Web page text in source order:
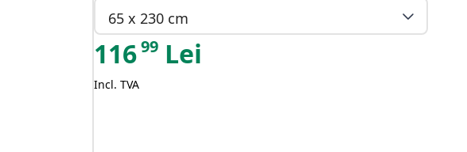
65 x 230 cm
11699 Lei
Incl. TVA